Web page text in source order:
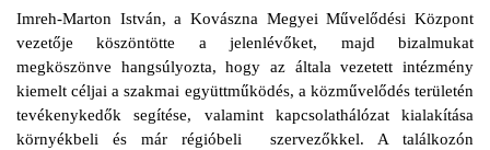
Imreh-Marton István, a Kovászna Megyei Művelődési Központ
vezetője köszöntötte a jelenlévőket, majd bizalmukat
megköszönve hangsúlyozta, hogy az általa vezetett intézmény
kiemelt céljai a szakmai együttműködés, a közművelődés területén
tevékenykedők segítése, valamint kapcsolathálózat kialakítása
környékbeli és már régióbeli szervezőkkel. A találkozón